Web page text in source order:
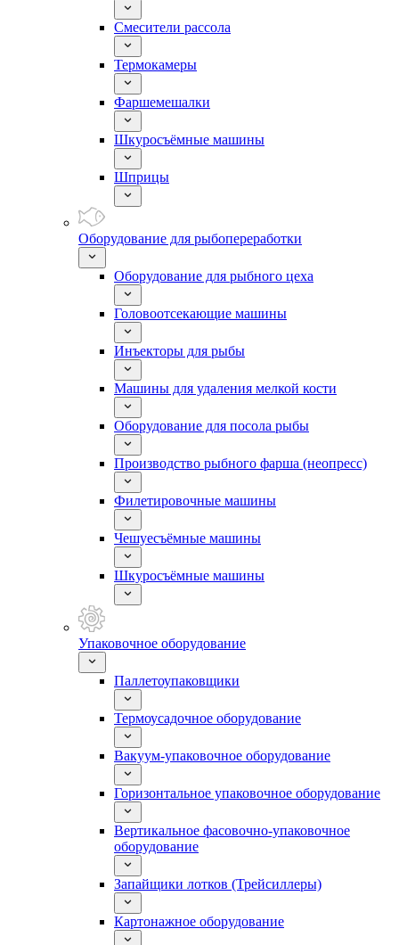
Смесители рассола
Термокамеры
Фаршемешалки
Шкуросъёмные машины
Шприцы
Оборудование для рыбопереработки
Оборудование для рыбного цеха
Головоотсекающие машины
Инъекторы для рыбы
Машины для удаления мелкой кости
Оборудование для посола рыбы
Производство рыбного фарша (неопресс)
Филетировочные машины
Чешуесъёмные машины
Шкуросъёмные машины
Упаковочное оборудование
Паллетоупаковщики
Термоусадочное оборудование
Вакуум-упаковочное оборудование
Горизонтальное упаковочное оборудование
Вертикальное фасовочно-упаковочное
оборудование
Запайщики лотков (Трейсиллеры)
Картонажное оборудование